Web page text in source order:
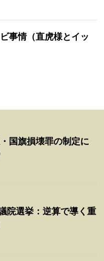
事情（直虎様とイッ
国旗損壊罪の制定に
院選挙：逆算で導く重